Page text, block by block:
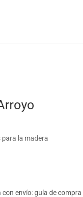
para la madera
envío: guía de compra